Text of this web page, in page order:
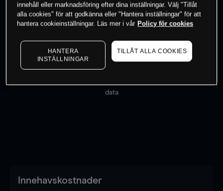
Börja handla
Priserna är endast vägledande.
data
Innehavskostnader
innehåll eller marknadsföring efter dina inställningar. Välj "Tillåt
alla cookies" för att godkänna eller "Hantera inställningar" för att
hantera cookieinställningar. Läs mer i vår Policy för cookies
HANTERA
INSTÄLLNINGAR
TILLÅT ALLA COOKIES